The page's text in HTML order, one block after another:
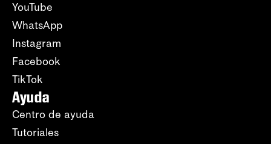
YouTube
WhatsApp
Instagram
Facebook
TikTok
Ayuda
Centro de ayuda
Tutoriales